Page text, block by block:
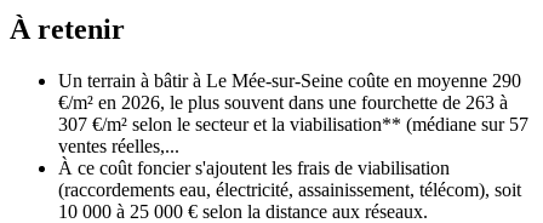
À retenir
Un terrain à bâtir à Le Mée-sur-Seine coûte en moyenne 290
€/m² en 2026, le plus souvent dans une fourchette de 263 à
307 €/m² selon le secteur et la viabilisation** (médiane sur 57
ventes réelles,...
À ce coût foncier s'ajoutent les frais de viabilisation
(raccordements eau, électricité, assainissement, télécom), soit
10 000 à 25 000 € selon la distance aux réseaux.